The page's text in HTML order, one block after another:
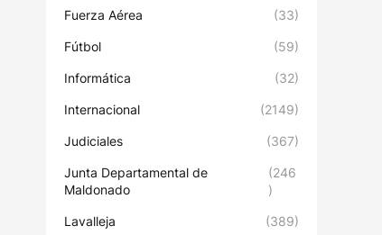
Fuerza Aérea (33)
Fútbol (59)
Informática (32)
Internacional (2149)
Judiciales (367)
Junta Departamental de
Maldonado
(246
)
Lavalleja (389)